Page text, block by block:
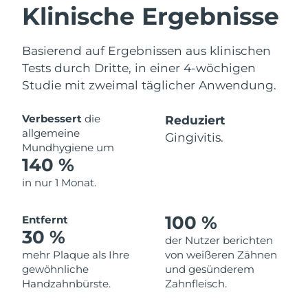
Klinische Ergebnisse
Basierend auf Ergebnissen aus klinischen
Tests durch Dritte, in einer 4-wöchigen
Studie mit zweimal täglicher Anwendung.
Verbessert die
allgemeine
Mundhygiene um
140 %
in nur 1 Monat.
Reduziert
Gingivitis.
Entfernt
30 %
mehr Plaque als Ihre
gewöhnliche
Handzahnbürste.
100 %
der Nutzer berichten
von weißeren Zähnen
und gesünderem
Zahnfleisch.